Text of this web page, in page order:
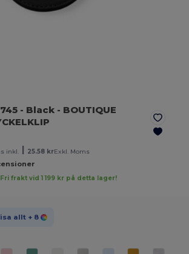
- Black - BOUTIQUE
inkl. 25.58 krExkl. Moms
Fri frakt vid 1 199 kr på detta lager!
allt + 8